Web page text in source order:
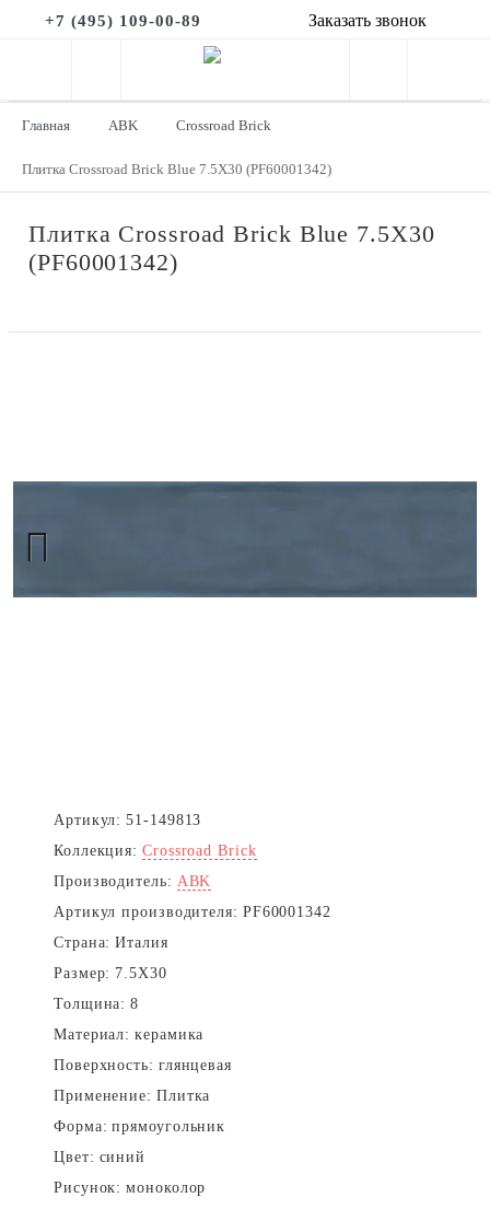
+7 (495) 109-00-89 Заказать звонок
Главная ABK Crossroad Brick
Плитка Crossroad Brick Blue 7.5X30 (PF60001342)
Плитка Crossroad Brick Blue 7.5X30
(PF60001342)
Артикул: 51-149813
Коллекция: Crossroad Brick
Производитель: ABK
Артикул производителя: PF60001342
Страна: Италия
Размер: 7.5X30
Толщина: 8
Материал: керамика
Поверхность: глянцевая
Применение: Плитка
Форма: прямоугольник
Цвет: синий
Рисунок: моноколор